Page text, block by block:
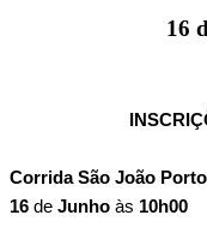
16
Corrida São João
16 de Junho às 10h00